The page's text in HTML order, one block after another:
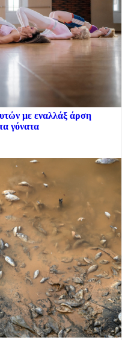
με εναλλάξ άρση
γόνατα